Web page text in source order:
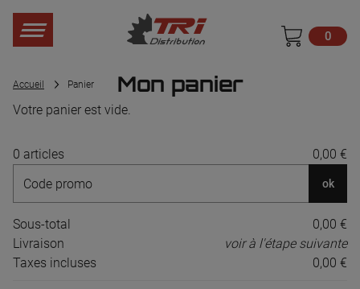
0
Accueil Panier Mon panier
Votre panier est vide.
0 articles 0,00 €
ok
Sous-total
0,00 €
Livraison
voir à l'étape suivante
Taxes incluses
0,00 €